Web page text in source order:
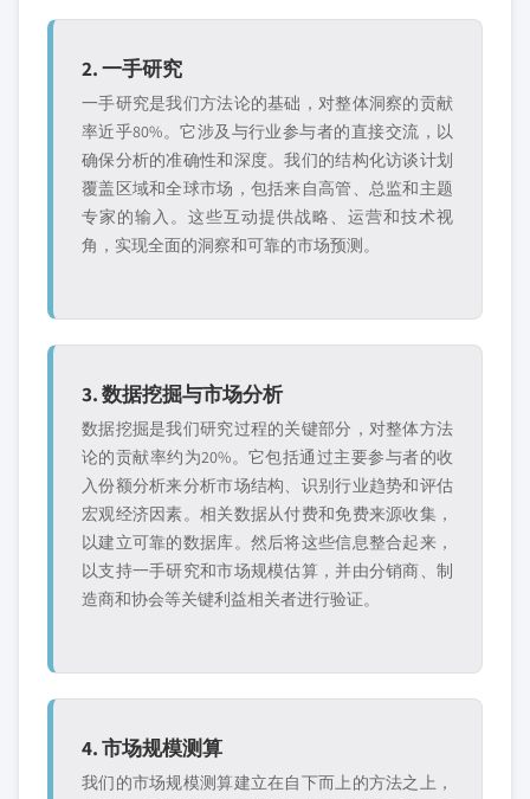
2. 一手研究
一手研究是我们方法论的基础，对整体洞察的贡献
率近乎80%。它涉及与行业参与者的直接交流，以
确保分析的准确性和深度。我们的结构化访谈计划
覆盖区域和全球市场，包括来自高管、总监和主题
专家的输入。这些互动提供战略、运营和技术视
角，实现全面的洞察和可靠的市场预测。
3. 数据挖掘与市场分析
数据挖掘是我们研究过程的关键部分，对整体方法
论的贡献率约为20%。它包括通过主要参与者的收
入份额分析来分析市场结构、识别行业趋势和评估
宏观经济因素。相关数据从付费和免费来源收集，
以建立可靠的数据库。然后将这些信息整合起来，
以支持一手研究和市场规模估算，并由分销商、制
造商和协会等关键利益相关者进行验证。
4. 市场规模测算
我们的市场规模测算建立在自下而上的方法之上，